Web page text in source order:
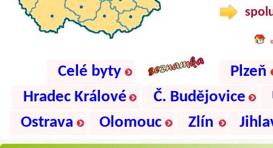
Celé byty
Plzeň
Hradec Králové
Č. Budějovice
Ostrava
Olomouc Zlín